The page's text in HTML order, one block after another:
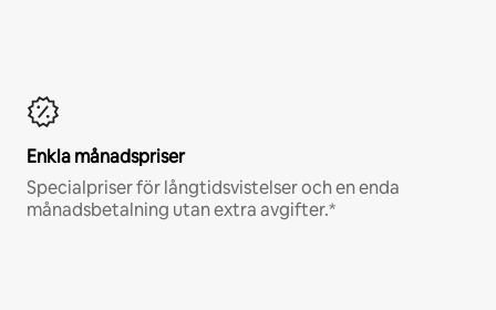
Enkla månadspriser
Specialpriser för långtidsvistelser och en enda
månadsbetalning utan extra avgifter.*